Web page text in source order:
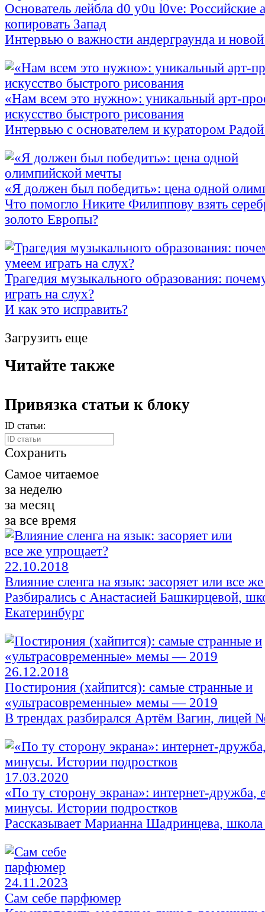
Основатель лейбла d0 y0u l0ve: Российские
копировать Запад
Интервью о важности андерграунда и
«Нам всем это нужно»: уникальный арт-
искусство быстрого рисования
Интервью с основателем и куратором
«Я должен был победить»: цена одной
Что помогло Никите Филиппову взять
золото Европы?
Трагедия музыкального образования:
играть на слух?
И как это исправить?
Загрузить еще
Читайте также
Привязка статьи к блоку
ID статьи:
Сохранить
Самое читаемое
за неделю
за месяц
за все время
22.10.2018
Влияние сленга на язык: засоряет или все
Разбирались с Анастасией Башкирцевой,
Екатеринбург
26.12.2018
Постирония (хайпится): самые странные и
«ультрасовременные» мемы — 2019
В трендах разбирался Артём Вагин, лицей
17.03.2020
«По ту сторону экрана»: интернет-дружба,
минусы. Истории подростков
Рассказывает Марианна Шадринцева,
24.11.2023
Сам себе парфюмер